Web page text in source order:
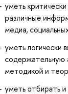
уметь
различные
медиа,
уметь логически
содержательную
методикой и
уметь отбирать